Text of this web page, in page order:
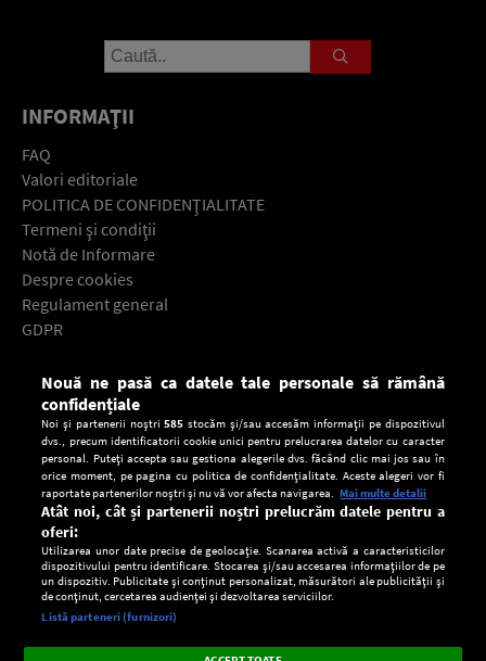
INFORMAŢII
FAQ
Valori editoriale
POLITICA DE CONFIDENŢIALITATE
Termeni şi condiţii
Notă de Informare
Despre cookies
Regulament general
GDPR
Descarcă gratuit aplicaţia Europa FM pentru smartphone:
Setări:
Dark
Radio live, podcasturi, știri și alerte
Nouă ne pasă ca datele tale personale să rămână
confidențiale
Noi și partenerii noștri585 stocăm și/sau accesăm informații pe dispozitivul
dvs., precum identificatorii cookie unici pentru prelucrarea datelor cu caracter
personal. Puteți accepta sau gestiona alegerile dvs. făcând clic mai jos sau în
orice moment, pe pagina cu politica de confidențialitate. Aceste alegeri vor fi
raportate partenerilor noștri și nu vă vor afecta navigarea. Mai multe detalii
Atât noi, cât și partenerii noștri prelucrăm datele pentru a
oferi:
Utilizarea unor date precise de geolocație. Scanarea activă a caracteristicilor
dispozitivului pentru identificare. Stocarea și/sau accesarea informațiilor de pe
un dispozitiv. Publicitate și conținut personalizat, măsurători ale publicității și
de conținut, cercetarea audienței și dezvoltarea serviciilor.
Listă parteneri (furnizori)